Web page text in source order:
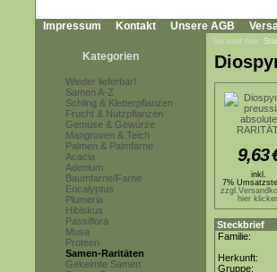
Impressum Kontakt Unsere AGB
Kategorien
Wieder lieferbar!
Samen A-Z
Schling & Kletterpflanzen
Frucht & Nutzpflanzen
Gemüse & Gewürze
Mangroven & Teich
Palmen & Palmfarne
Acacia
Adenium
Baumfarne/Farne
Eucalyptus
Plumeria
Hibiskus
Passiflora
Musa
Proteen
Samen-Raritäten
Gekeimte Samen
Sie sind hier:
9,63
inkl.
7%
hier
Steckbrief
Familie:
Herkunft:
Gruppe: